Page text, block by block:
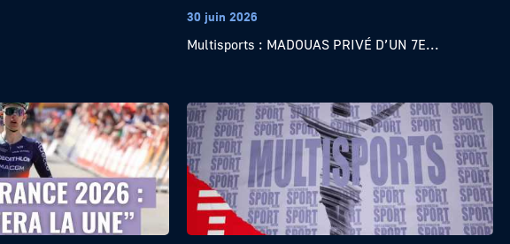
30 juin 2026
Multisports : MADOUAS PRIVÉ D’UN 7E...